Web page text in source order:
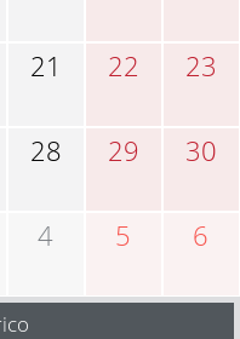
21 22 23
28 29 30
4 5 6